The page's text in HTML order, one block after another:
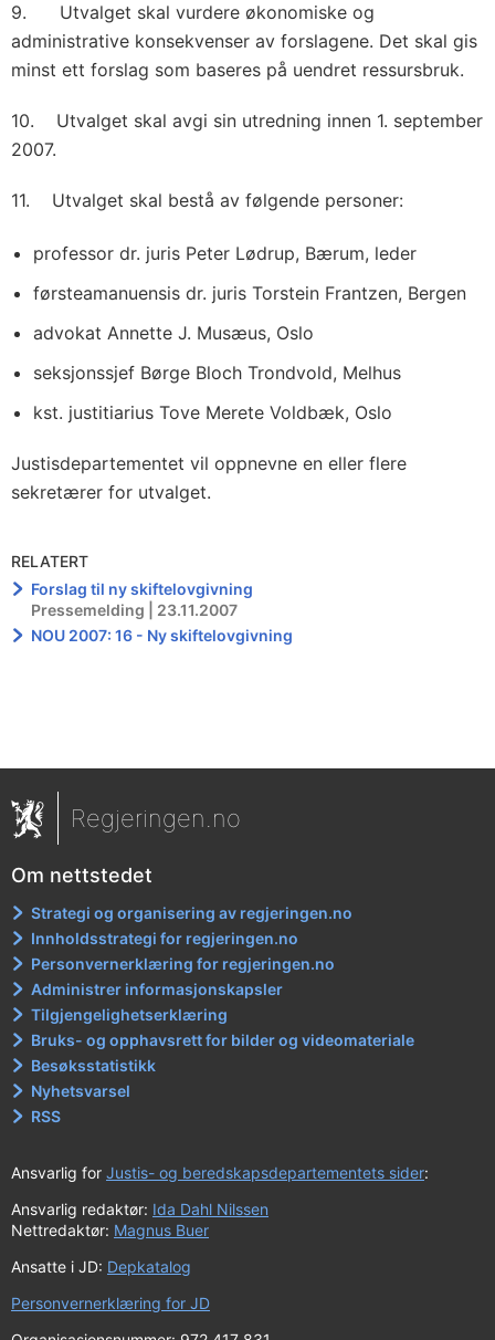
9. Utvalget skal vurdere økonomiske og
administrative konsekvenser av forslagene. Det skal gis
minst ett forslag som baseres på uendret ressursbruk.
10. Utvalget skal avgi sin utredning innen 1. september
2007.
11. Utvalget skal bestå av følgende personer:
professor dr. juris Peter Lødrup, Bærum, leder
førsteamanuensis dr. juris Torstein Frantzen, Bergen
advokat Annette J. Musæus, Oslo
seksjonssjef Børge Bloch Trondvold, Melhus
kst. justitiarius Tove Merete Voldbæk, Oslo
Justisdepartementet vil oppnevne en eller flere
sekretærer for utvalget.
RELATERT
Forslag til ny skiftelovgivning
Pressemelding | 23.11.2007
NOU 2007: 16 - Ny skiftelovgivning
Regjeringen.no
Om nettstedet
Strategi og organisering av regjeringen.no
Innholdsstrategi for regjeringen.no
Personvernerklæring for regjeringen.no
Administrer informasjonskapsler
Tilgjengelighetserklæring
Bruks- og opphavsrett for bilder og videomateriale
Besøksstatistikk
Nyhetsvarsel
RSS
Ansvarlig for Justis- og beredskapsdepartementets sider:
Ansvarlig redaktør: Ida Dahl Nilssen
Nettredaktør: Magnus Buer
Ansatte i JD: Depkatalog
Personvernerklæring for JD